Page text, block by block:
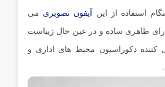
استفاده از این آیفون تصویری می
ظاهری ساده و در عین حال زیباست
کننده دکوراسیون محیط های اداری و